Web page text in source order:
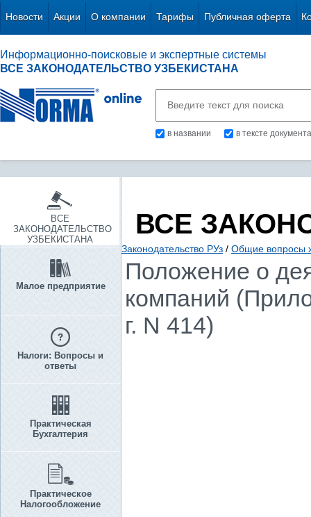
Новости Акции О компании Тарифы Публичная оферта
Информационно-поисковые и экспертные системы
ВСЕ ЗАКОНОДАТЕЛЬСТВО УЗБЕКИСТАНА
в названии в тексте документа
ВСЕ
ЗАКОНОДАТЕЛЬСТВО
УЗБЕКИСТАНА
Малое предприятие
Налоги: Вопросы и
ответы
Практическая
Бухгалтерия
Практическое
Налогообложение
ВСЕ
Законодательство РУз / Общие вопросы
Положение о
компаний
г. N 414)